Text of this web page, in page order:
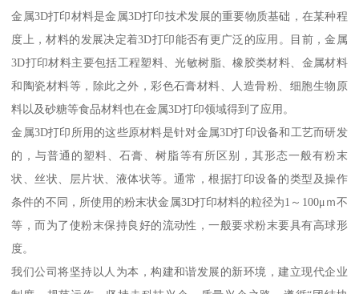
金属3D打印材料是金属3D打印技术发展的重要物质基础，在某种程
度上，材料的发展决定着3D打印能否有更广泛的应用。目前，金属
3D打印材料主要包括工程塑料、光敏树脂、橡胶类材料、金属材料
和陶瓷材料等，除此之外，彩色石膏材料、人造骨粉、细胞生物原
料以及砂糖等食品材料也在金属3D打印领域得到了应用。
金属3D打印所用的这些原材料是针对金属3D打印设备和工艺而研发
的，与普通的塑料、石膏、树脂等有所区别，其形态一般有粉末
状、丝状、层片状、液体状等。通常，根据打印设备的类型及操作
条件的不同，所使用的粉末状金属3D打印材料的粒径为1～100μｍ不
等，而为了使粉末保持良好的流动性，一般要求粉末要具有高球形
度。
我们公司将坚持以人为本，构建和谐发展的新环境，建立现代企业